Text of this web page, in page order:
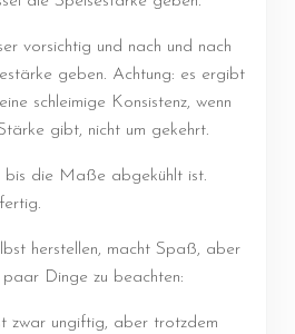
vorsichtig und nach und nach
geben. Achtung: es ergibt
schleimige Konsistenz, wenn
gibt, nicht um gekehrt.
bis die Maße abgekühlt ist.
herstellen, macht Spaß, aber
Dinge zu beachten:
zwar ungiftig, aber trotzdem